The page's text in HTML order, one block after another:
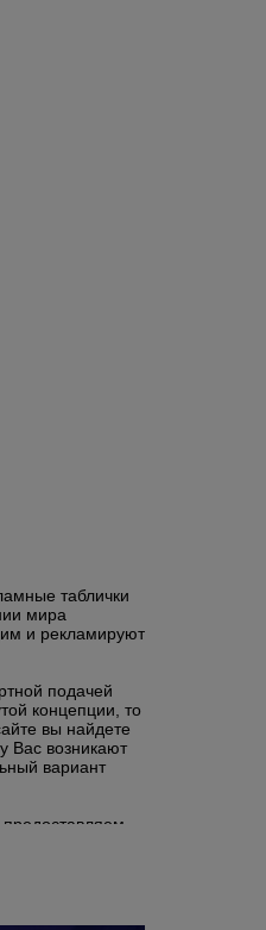
таблички
мира
и рекламируют
подачей
концепции, то
вы найдете
Вас возникают
вариант